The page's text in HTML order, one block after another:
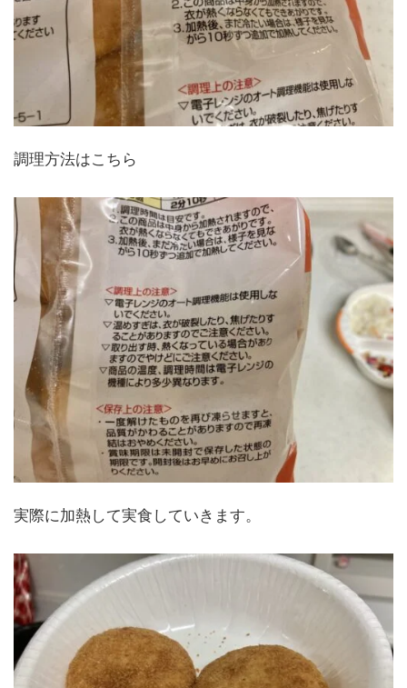
調理方法はこちら
実際に加熱して実食していきます。